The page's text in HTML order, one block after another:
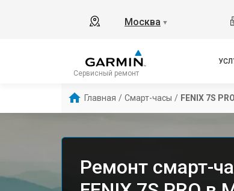
Москва ▼
Сервисный ремонт
Главная / Смарт-часы / FENIX 7S PRO
Ремонт смарт-